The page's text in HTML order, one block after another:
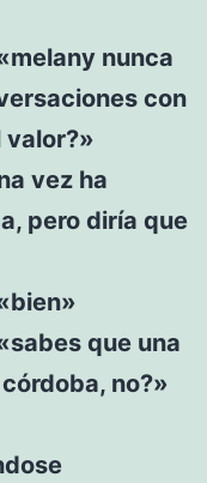
nunca
con
valor?»
vez ha
pero diría que
que una
no?»